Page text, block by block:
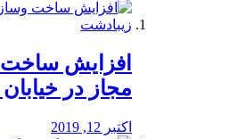
افزایش ساخت
مجاز در
اکتبر 12, 2019